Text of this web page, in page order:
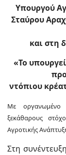
Υπουργού
Σταύρου
και στη
«Το
ντόπιου
Με οργανωμένο
ξεκάθαρους
Αγροτικής
Στη